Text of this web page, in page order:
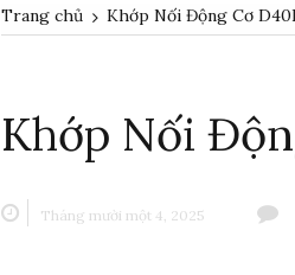
Trang chủ Khớp Nối Động Cơ
Khớp Nối
Tháng mười một 4, 2025